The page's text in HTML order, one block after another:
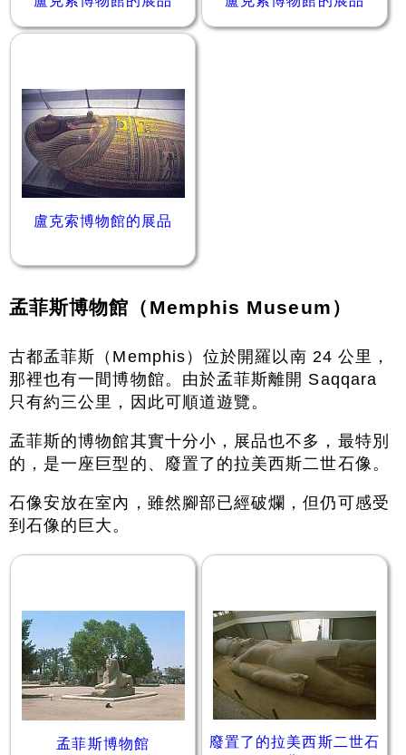
盧克索博物館的展品
孟菲斯博物館（Memphis Museum）
古都孟菲斯（Memphis）位於開羅以南 24 公里，
那裡也有一間博物館。由於孟菲斯離開 Saqqara
只有約三公里，因此可順道遊覽。
孟菲斯的博物館其實十分小，展品也不多，最特別
的，是一座巨型的、廢置了的拉美西斯二世石像。
石像安放在室內，雖然腳部已經破爛，但仍可感受
到石像的巨大。
孟菲斯博物館
廢置了的拉美西斯二世石